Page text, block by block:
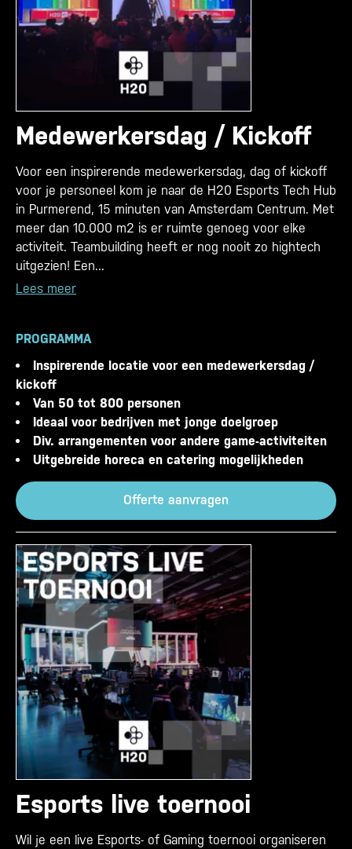
Medewerkersdag / Kickoff
Voor een inspirerende medewerkersdag, dag of kickoff
voor je personeel kom je naar de H20 Esports Tech Hub
in Purmerend, 15 minuten van Amsterdam Centrum. Met
meer dan 10.000 m2 is er ruimte genoeg voor elke
activiteit. Teambuilding heeft er nog nooit zo hightech
uitgezien! Een...
Lees meer
PROGRAMMA
Inspirerende locatie voor een medewerkersdag /
kickoff
Van 50 tot 800 personen
Ideaal voor bedrijven met jonge doelgroep
Div. arrangementen voor andere game-activiteiten
Uitgebreide horeca en catering mogelijkheden
Offerte aanvragen
Esports live toernooi
Wil je een live Esports- of Gaming toernooi organiseren